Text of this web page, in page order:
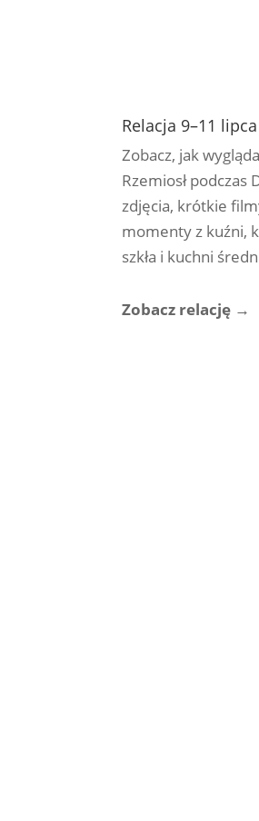
Relacja 9–11 lipca
Zobacz, jak
Rzemiosł podczas
zdjęcia, krótkie
momenty z kuźni,
szkła i kuchni
Zobacz relację →